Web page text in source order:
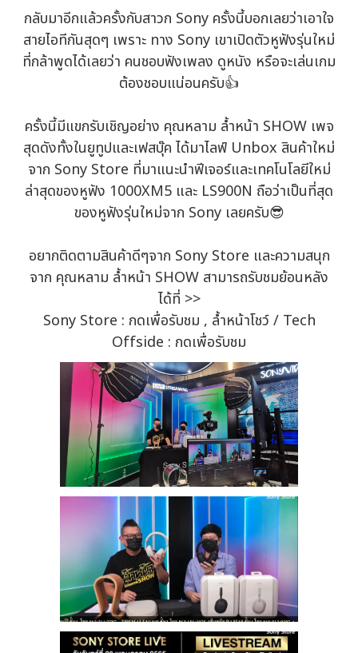
กลับมาอีกแล้วครั้งกับสาวก Sony ครั้งนี้บอกเลยว่าเอาใจ
สายไอทีกันสุดๆ เพราะ ทาง Sony เขาเปิดตัวหูฟังรุ่นใหม่
ที่กล้าพูดได้เลยว่า คนชอบฟังเพลง ดูหนัง หรือจะเล่นเกม
ต้องชอบแน่อนครับ👍
ครั้งนี้มีแขกรับเชิญอย่าง คุณหลาม ล้ำหน้า SHOW เพจ
สุดดังทั้งในยูทูปและเฟสบุ๊ค ได้มาไลฟ์ Unbox สินค้าใหม่
จาก Sony Store ที่มาแนะนำฟีเจอร์และเทคโนโลยีใหม่
ล่าสุดของหูฟัง 1000XM5 และ LS900N ถือว่าเป็นที่สุด
ของหูฟังรุ่นใหม่จาก Sony เลยครับ😎
อยากติดตามสินค้าดีๆจาก Sony Store และความสนุก
จาก คุณหลาม ล้ำหน้า SHOW สามารถรับชมย้อนหลัง
ได้ที่ >>
Sony Store : กดเพื่อรับชม , ล้ำหน้าโชว์ / Tech
Offside : กดเพื่อรับชม